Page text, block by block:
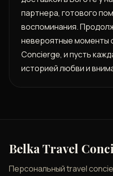
партнера, готового
воспоминания.
невероятные моменты
Concierge, и пусть
историей любви и
Belka Travel
Персональный travel